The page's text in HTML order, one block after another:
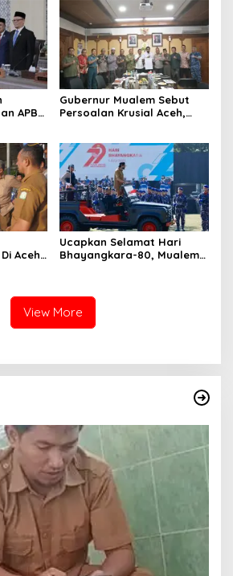
APBK
Gubernur Mualem Sebut
Persoalan Krusial Aceh,
Aceh
Ucapkan Selamat Hari
Bhayangkara-80, Mualem
View More